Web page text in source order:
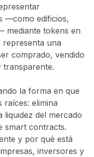
—como edificios,
mediante tokens en
representa una
comprado, vendido
la forma en que
raíces: elimina
liquidez del mercado
smart contracts.
y por qué está
inversores y